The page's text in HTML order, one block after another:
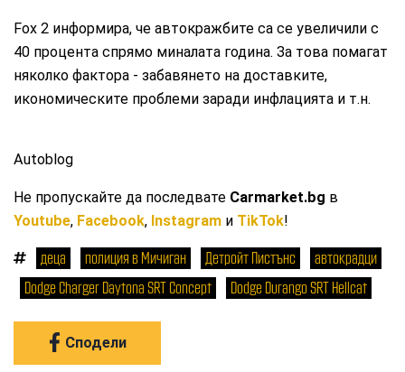
Fox 2 информира, че автокражбите са се увеличили с
40 процента спрямо миналата година. За това помагат
няколко фактора - забавянето на доставките,
икономическите проблеми заради инфлацията и т.н.
Autoblog
Не пропускайте да последвате Carmarket.bg в
Youtube, Facebook, Instagram и TikTok!
деца полиция в Мичиган Детройт Пистънс
автокрадци
Dodge Charger Daytona SRT Concept
Dodge Durango SRT Hellcat
Сподели